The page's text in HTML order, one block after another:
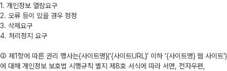
1. 개인정보 열람요구
2. 오류 등이 있을 경우 정정
3. 삭제요구
4. 처리정지 요구
② 제1항에 따른 권리 행사는{사이트명}(‘{사이트URL}’ 이하 ‘{사이트명} 웹 사이트')
에 대해 개인정보 보호법 시행규칙 별지 제8호 서식에 따라 서면, 전자우편,